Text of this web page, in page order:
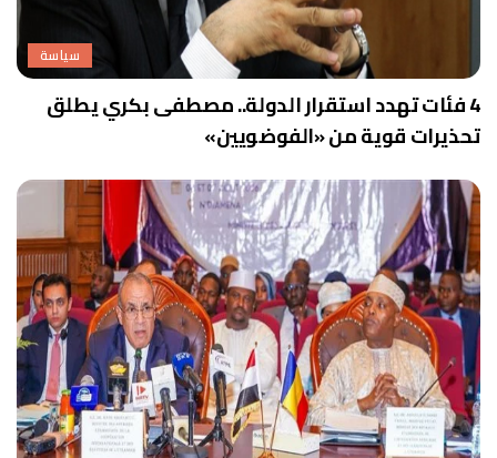
سياسة
4 فئات تهدد استقرار الدولة.. مصطفى بكري يطلق
تحذيرات قوية من «الفوضويين»